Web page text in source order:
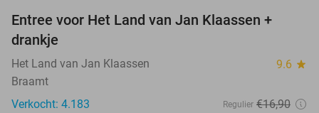
Entree voor Het Land van Jan Klaassen +
drankje
Het Land van Jan Klaassen 9.6 star
Braamt
Verkocht: 4.183
Regulier €16,90